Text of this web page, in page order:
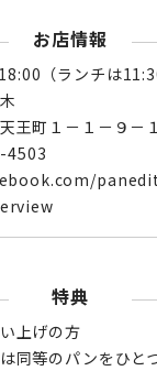
お店情報
（ランチは
王町１－１－９－
特典
上げの方
同等のパンをひと